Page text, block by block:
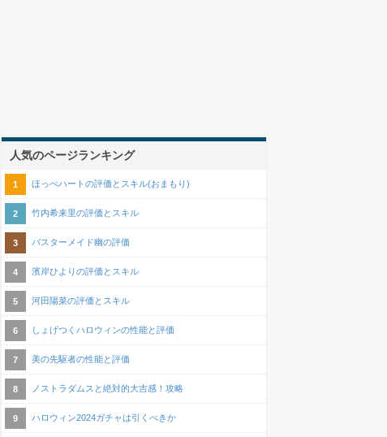
人気のページランキング
ほっぺハートの評価とスキル(おまもり)
竹内希来里の評価とスキル
バスターメイド幽の評価
濱岸ひよりの評価とスキル
河田陽菜の評価とスキル
しょげつくハロウィンの性能と評価
美の先駆者の性能と評価
ノストラダムスと絶対的大吉感！攻略
ハロウィン2024ガチャは引くべきか